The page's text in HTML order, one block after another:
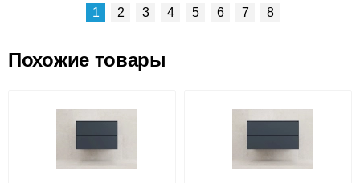
возможность
подвесная Style Line
Даллас Леон 120 L Люкс
PLUS, серая
Line Даллас Леон 120 Люкс
Plus Серая
1 2 3 4 5 6 7 8
Похожие товары